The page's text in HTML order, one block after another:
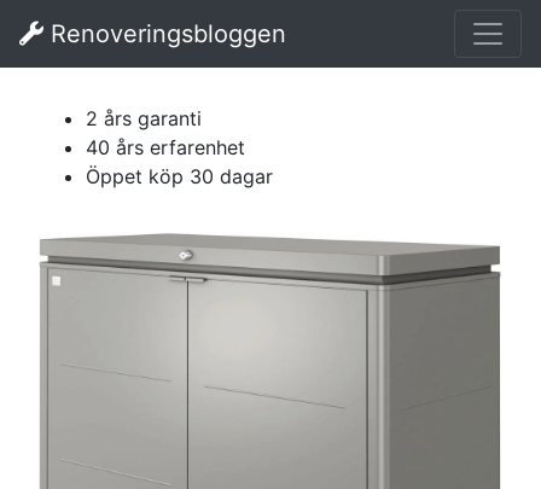
Renoveringsbloggen
2 års garanti
40 års erfarenhet
Öppet köp 30 dagar